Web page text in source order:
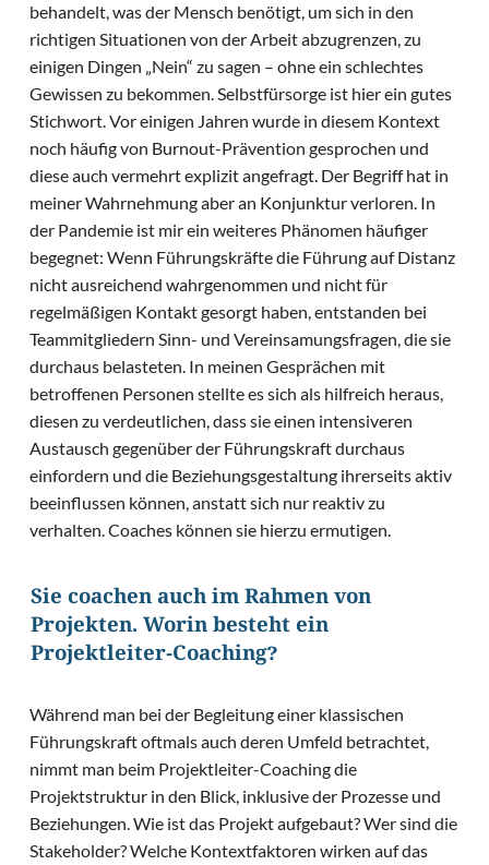
behandelt, was der Mensch benötigt, um sich in den
richtigen Situationen von der Arbeit abzugrenzen, zu
einigen Dingen „Nein“ zu sagen – ohne ein schlechtes
Gewissen zu bekommen. Selbstfürsorge ist hier ein gutes
Stichwort. Vor einigen Jahren wurde in diesem Kontext
noch häufig von Burnout-Prävention gesprochen und
diese auch vermehrt explizit angefragt. Der Begriff hat in
meiner Wahrnehmung aber an Konjunktur verloren. In
der Pandemie ist mir ein weiteres Phänomen häufiger
begegnet: Wenn Führungskräfte die Führung auf Distanz
nicht ausreichend wahrgenommen und nicht für
regelmäßigen Kontakt gesorgt haben, entstanden bei
Teammitgliedern Sinn- und Vereinsamungsfragen, die sie
durchaus belasteten. In meinen Gesprächen mit
betroffenen Personen stellte es sich als hilfreich heraus,
diesen zu verdeutlichen, dass sie einen intensiveren
Austausch gegenüber der Führungskraft durchaus
einfordern und die Beziehungsgestaltung ihrerseits aktiv
beeinflussen können, anstatt sich nur reaktiv zu
verhalten. Coaches können sie hierzu ermutigen.
Sie coachen auch im Rahmen von
Projekten. Worin besteht ein
Projektleiter-Coaching?
Während man bei der Begleitung einer klassischen
Führungskraft oftmals auch deren Umfeld betrachtet,
nimmt man beim Projektleiter-Coaching die
Projektstruktur in den Blick, inklusive der Prozesse und
Beziehungen. Wie ist das Projekt aufgebaut? Wer sind die
Stakeholder? Welche Kontextfaktoren wirken auf das